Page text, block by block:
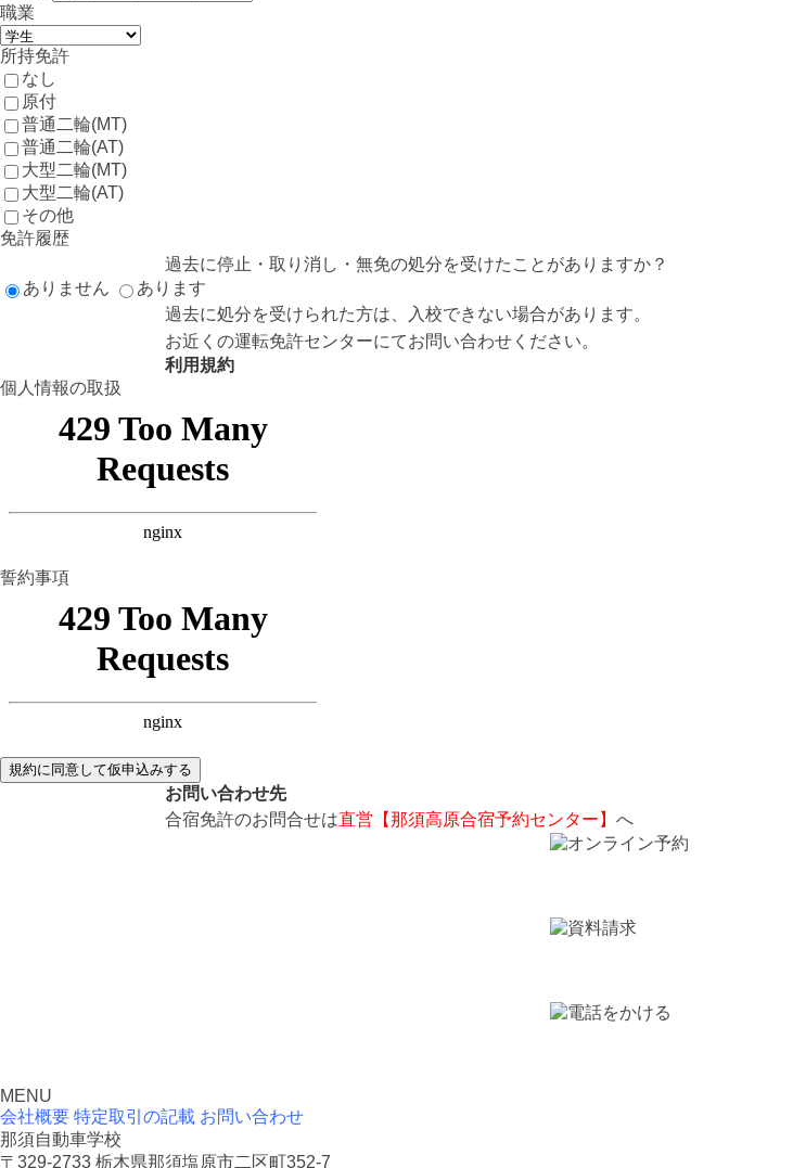
職業
所持免許
なし
原付
普通二輪(MT)
普通二輪(AT)
大型二輪(MT)
大型二輪(AT)
その他
免許履歴
過去に停止・取り消し・無免の処分を受けたことがありますか？
ありません
あります
過去に処分を受けられた方は、入校できない場合があります。
お近くの運転免許センターにてお問い合わせください。
利用規約
個人情報の取扱
誓約事項
規約に同意して仮申込みする
お問い合わせ先
合宿免許のお問合せは直営【那須高原合宿予約センター】 へ
MENU
会社概要 特定取引の記載 お問い合わせ
那須自動車学校
〒329-2733 栃木県那須塩原市二区町352-7